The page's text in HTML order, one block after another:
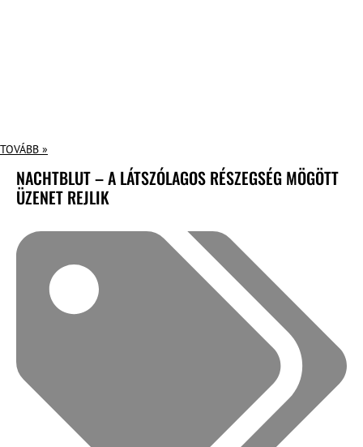
TOVÁBB »
NACHTBLUT – A LÁTSZÓLAGOS RÉSZEGSÉG MÖGÖTT
ÜZENET REJLIK